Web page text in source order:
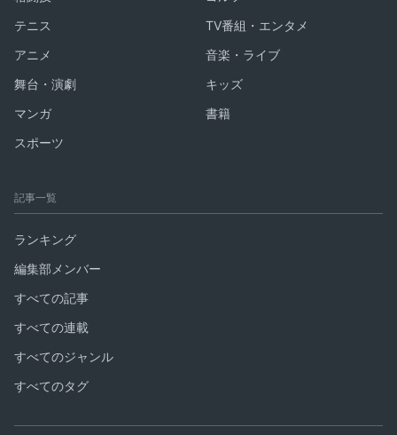
テニス
TV番組・エンタメ
アニメ
音楽・ライブ
舞台・演劇
キッズ
マンガ
書籍
スポーツ
記事一覧
ランキング
編集部メンバー
すべての記事
すべての連載
すべてのジャンル
すべてのタグ